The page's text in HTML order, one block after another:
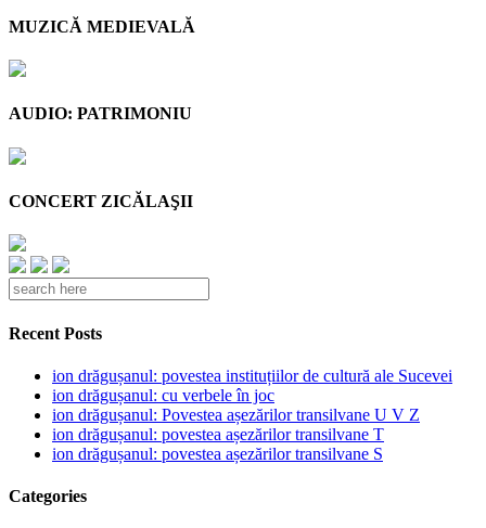
MUZICĂ MEDIEVALĂ
AUDIO: PATRIMONIU
CONCERT ZICĂLAŞII
Recent Posts
ion drăgușanul: povestea instituțiilor de cultură ale Sucevei
ion drăgușanul: cu verbele în joc
ion drăgușanul: Povestea așezărilor transilvane U V Z
ion drăgușanul: povestea așezărilor transilvane T
ion drăgușanul: povestea așezărilor transilvane S
Categories